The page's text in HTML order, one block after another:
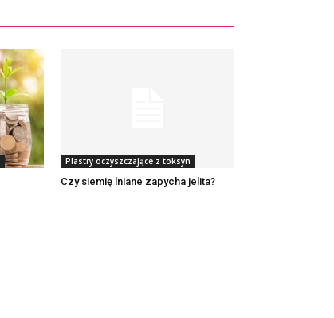
Plastry oczyszczające z toksyn
Czy siemię lniane zapycha jelita?